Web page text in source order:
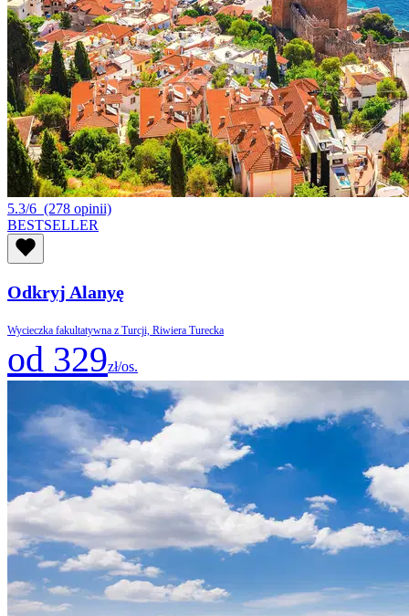
5.3/6 (278 opinii)
BESTSELLER
Odkryj Alanyę
Wycieczka fakultatywna z Turcji, Riwiera Turecka
od 329zł/os.